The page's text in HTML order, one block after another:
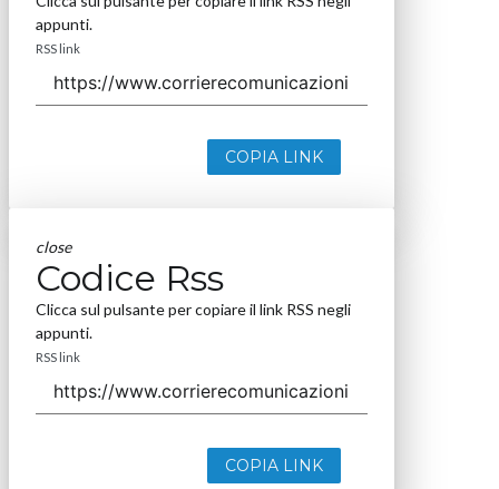
appunti.
RSS link
COPIA LINK
close
Codice Rss
Clicca sul pulsante per copiare il link RSS negli
appunti.
RSS link
COPIA LINK